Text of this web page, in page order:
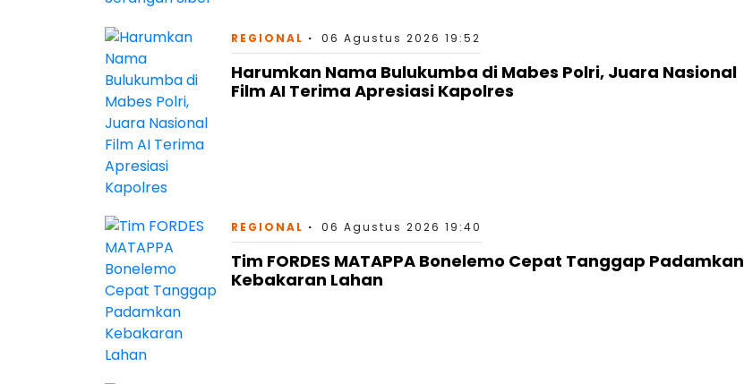
REGIONAL 06 Agustus 2026 19:52
Harumkan Nama Bulukumba di Mabes Polri, Juara Nasional
Film AI Terima Apresiasi Kapolres
REGIONAL 06 Agustus 2026 19:40
Tim FORDES MATAPPA Bonelemo Cepat Tanggap Padamkan
Kebakaran Lahan